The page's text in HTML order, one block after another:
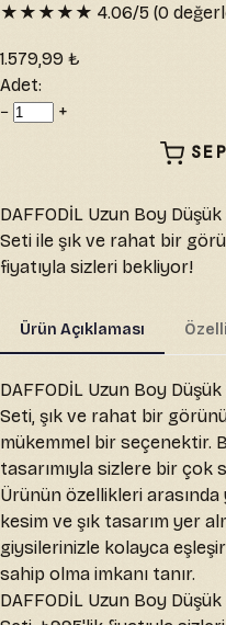
★★★★★ 4.06/5 (0
1.579,99 ₺
Adet:
−
+
DAFFODİL Uzun Boy
Seti ile şık ve rahat bir
fiyatıyla sizleri bekliyor!
Ürün Açıklaması
DAFFODİL Uzun Boy
Seti, şık ve rahat bir
mükemmel bir seçenektir.
tasarımıyla sizlere bir çok
Ürünün özellikleri
kesim ve şık tasarım yer
giysilerinizle kolayca
sahip olma imkanı tanır.
DAFFODİL Uzun Boy